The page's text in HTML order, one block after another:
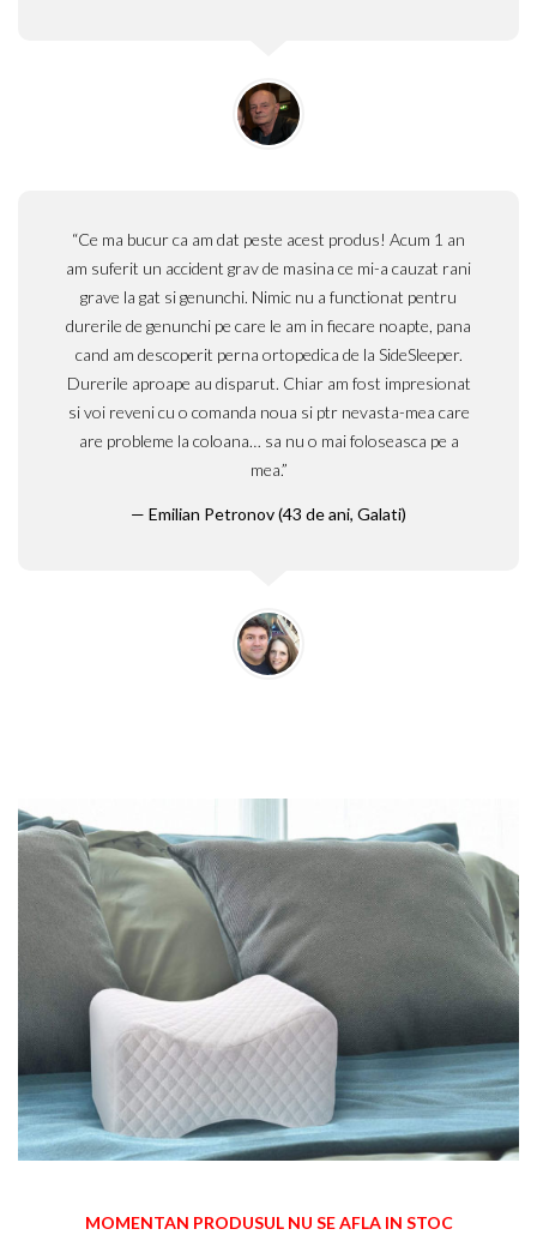
“Ce ma bucur ca am dat peste acest produs! Acum 1 an
am suferit un accident grav de masina ce mi-a cauzat rani
grave la gat si genunchi. Nimic nu a functionat pentru
durerile de genunchi pe care le am in fiecare noapte, pana
cand am descoperit perna ortopedica de la SideSleeper.
Durerile aproape au disparut. Chiar am fost impresionat
si voi reveni cu o comanda noua si ptr nevasta-mea care
are probleme la coloana… sa nu o mai foloseasca pe a
mea.”
Emilian Petronov (43 de ani, Galati)
MOMENTAN PRODUSUL NU SE AFLA IN STOC